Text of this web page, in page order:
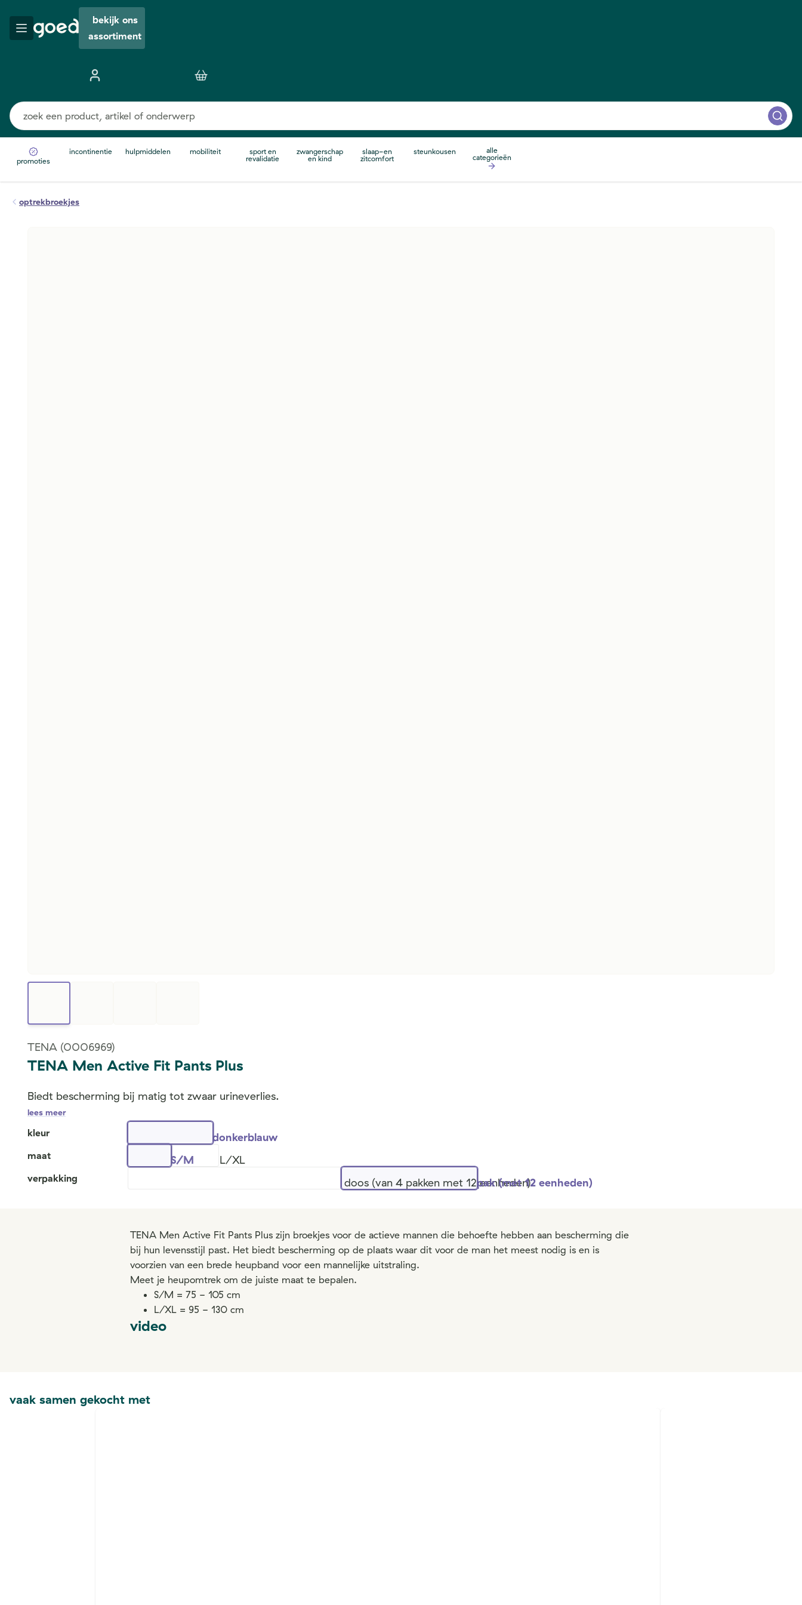
bekijk ons
assortiment
promoties
incontinentie hulpmiddelen mobiliteit
sport en
revalidatie
zwangerschap
en kind
slaap-en
zitcomfort
steunkousen
alle
categorieën
optrekbroekjes
TENA (0006969)
TENA Men Active Fit Pants Plus
Biedt bescherming bij matig tot zwaar urineverlies.
lees meer
kleur donkerblauw
maat S/M L/XL
verpakking doos (van 4 pakken met 12 eenheden)pak (met 12 eenheden)
TENA Men Active Fit Pants Plus zijn broekjes voor de actieve mannen die behoefte hebben aan bescherming die
bij hun levensstijl past. Het biedt bescherming op de plaats waar dit voor de man het meest nodig is en is
voorzien van een brede heupband voor een mannelijke uitstraling.
Meet je heupomtrek om de juiste maat te bepalen.
S/M = 75 - 105 cm
L/XL = 95 - 130 cm
video
vaak samen gekocht met